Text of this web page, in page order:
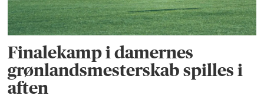
Finalekamp i damernes
grønlandsmesterskab spilles i
aften